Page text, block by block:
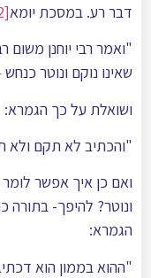
דבר רע. במסכת יומא[2]
"ואמר רבי יוחנן
שאינו נוקם ונוטר
ושואלת על כך הגמרא:
"והכתיב לא תקם ולא
ואם כן איך אפשר
ונוטר? להיפך-
הגמרא:
"ההוא בממון הוא